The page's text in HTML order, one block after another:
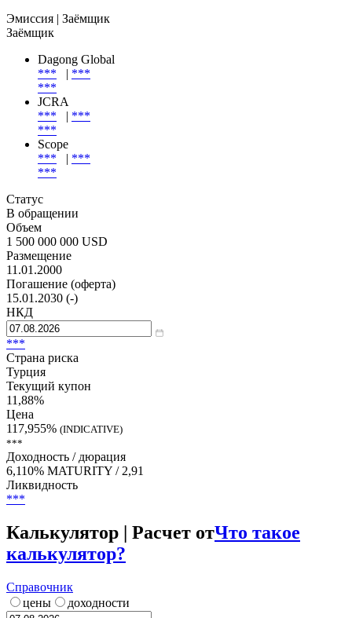
Эмиссия | Заёмщик
Заёмщик
Dagong Global
***
| ***
***
JCRA
***
| ***
***
Scope
***
| ***
***
Статус
В обращении
Объем
1 500 000 000 USD
Размещение
11.01.2000
Погашение (оферта)
15.01.2030 (-)
НКД
***
Страна риска
Турция
Текущий купон
11,88%
Цена
117,955% (INDICATIVE)
***
Доходность / дюрация
6,110% MATURITY / 2,91
Ликвидность
***
Калькулятор | Расчет отЧто такое
калькулятор?
Справочник
цены
доходности